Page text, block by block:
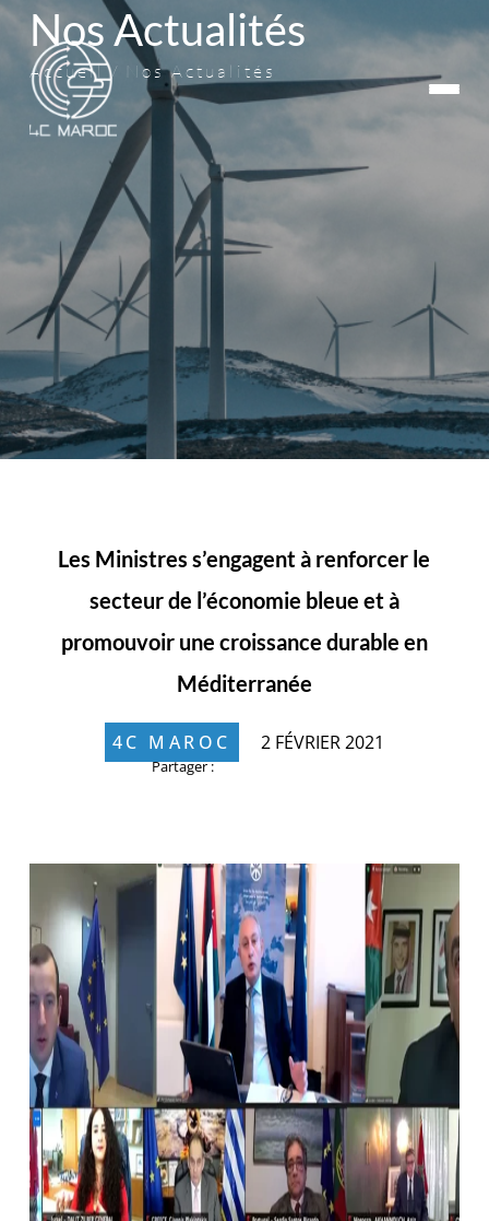
Nos Actualités
Accueil Nos Actualités
Les Ministres s’engagent à renforcer le
secteur de l’économie bleue et à
promouvoir une croissance durable en
Méditerranée
4C MAROC 2 FÉVRIER 2021
Partager :